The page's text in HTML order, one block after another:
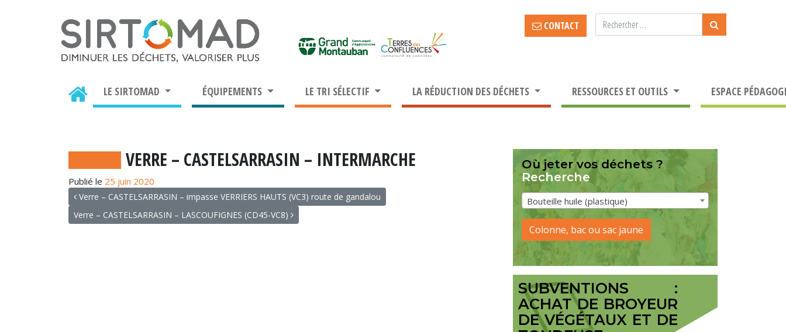
CONTACT
LE SIRTOMAD ÉQUIPEMENTS LE TRI SÉLECTIF LA RÉDUCTION DES DÉCHETS RESSOURCES ET OUTILS ESPACE
VERRE – CASTELSARRASIN – INTERMARCHE
Publié le 25 juin 2020
NAVIGATION
Verre – CASTELSARRASIN – impasse VERRIERS HAUTS (VC3) route de gandalou
Verre – CASTELSARRASIN – LASCOUFIGNES (CD45-VC8)
Où jeter vos déchets ?
Recherche
Bouteille huile (plastique)
Colonne, bac ou sac jaune
SUBVENTIONS :
ACHAT DE BROYEUR
DE VÉGÉTAUX ET DE